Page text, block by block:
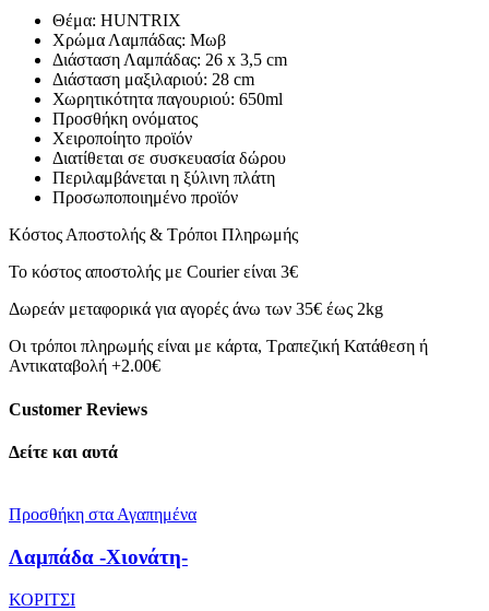
Θέμα: HUNTRIX
Χρώμα Λαμπάδας: Μωβ
Διάσταση Λαμπάδας: 26 x 3,5 cm
Διάσταση μαξιλαριού: 28 cm
Χωρητικότητα παγουριού: 650ml
Προσθήκη ονόματος
Χειροποίητο προϊόν
Διατίθεται σε συσκευασία δώρου
Περιλαμβάνεται η ξύλινη πλάτη
Προσωποποιημένο προϊόν
Κόστος Αποστολής & Τρόποι Πληρωμής
Το κόστος αποστολής με Courier είναι 3€
Δωρεάν μεταφορικά για αγορές άνω των 35€ έως 2kg
Οι τρόποι πληρωμής είναι με κάρτα, Τραπεζική Κατάθεση ή
Αντικαταβολή +2.00€
Customer Reviews
Δείτε και αυτά
Προσθήκη στα Αγαπημένα
Λαμπάδα -Χιονάτη-
ΚΟΡΙΤΣΙ